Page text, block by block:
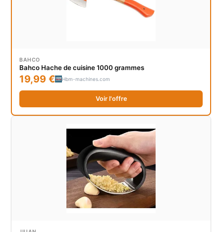
BAHCO
Bahco Hache de cuisine 1000 grammes
19,99 € Hbm-machines.com
Voir l'offre